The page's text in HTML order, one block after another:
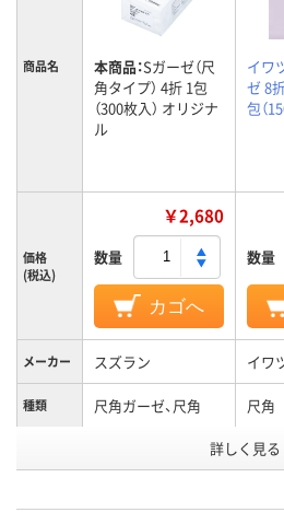
商品名 本商品：Sガーゼ（尺
角タイプ） 4折 1包
（300枚入） オリジナ
ル
イワ
ゼ 8
包（
価格
(税込)
￥2,680
数量
カゴへ
数量
メーカー スズラン イワ
種類 尺角ガーゼ、尺角 尺角
綿
詳しく見る